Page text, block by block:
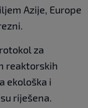
Azije, Europe
za
reaktorskih
ekološka i
riješena.